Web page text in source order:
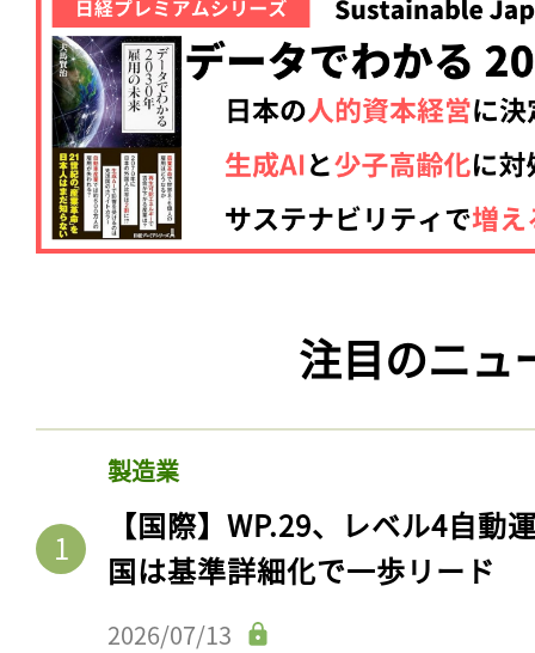
注目のニュ
製造業
【国際】WP.29、レベル4自動
国は基準詳細化で一歩リード
2026/07/13